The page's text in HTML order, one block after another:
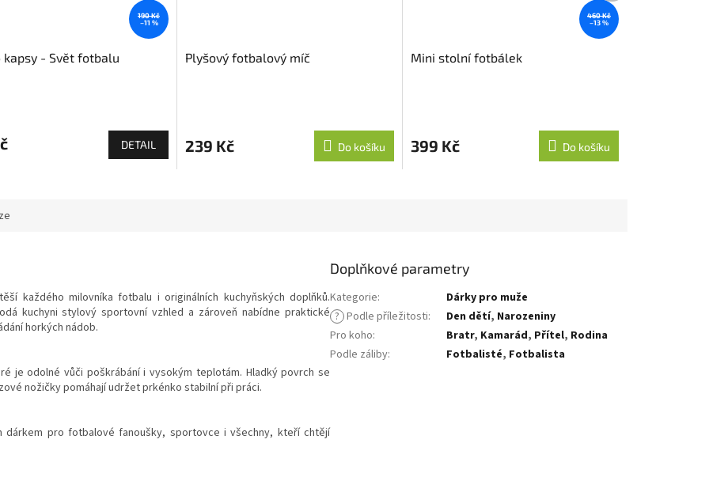
190 Kč
–11 %
kapsy - Svět fotbalu
DETAIL
Plyšový fotbalový míč
239 Kč Do košíku
460 Kč
–13 %
Mini stolní fotbálek
399 Kč Do košíku
každého milovníka fotbalu i originálních kuchyňských doplňků.
kuchyni stylový sportovní vzhled a zároveň nabídne praktické
horkých nádob.
je odolné vůči poškrábání i vysokým teplotám. Hladký povrch se
nožičky pomáhají udržet prkénko stabilní při práci.
pro fotbalové fanoušky, sportovce i všechny, kteří chtějí
Doplňkové parametry
Kategorie:
Dárky pro muže
? Podle příležitosti: Den dětí, Narozeniny
Pro koho: Bratr, Kamarád, Přítel, Rodina
Podle záliby: Fotbalisté, Fotbalista